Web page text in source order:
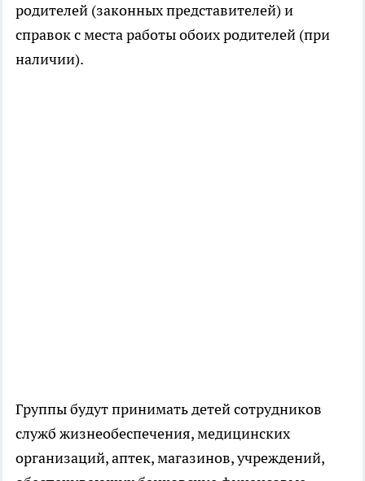
родителей (законных представителей) и
справок с места работы обоих родителей (при
наличии).
Группы будут принимать детей сотрудников
служб жизнеобеспечения, медицинских
организаций, аптек, магазинов, учреждений,